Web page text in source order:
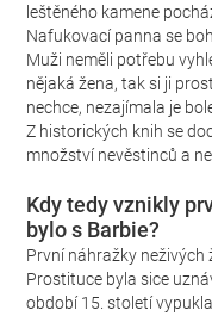
leštěného kamene
Nafukovací panna se
Muži neměli potřebu
nějaká žena, tak si ji
nechce, nezajímala je
Z historických knih se
množství nevěstinců a
Kdy tedy vznikly
bylo s Barbie?
První náhražky neživých
Prostituce byla sice
období 15. století